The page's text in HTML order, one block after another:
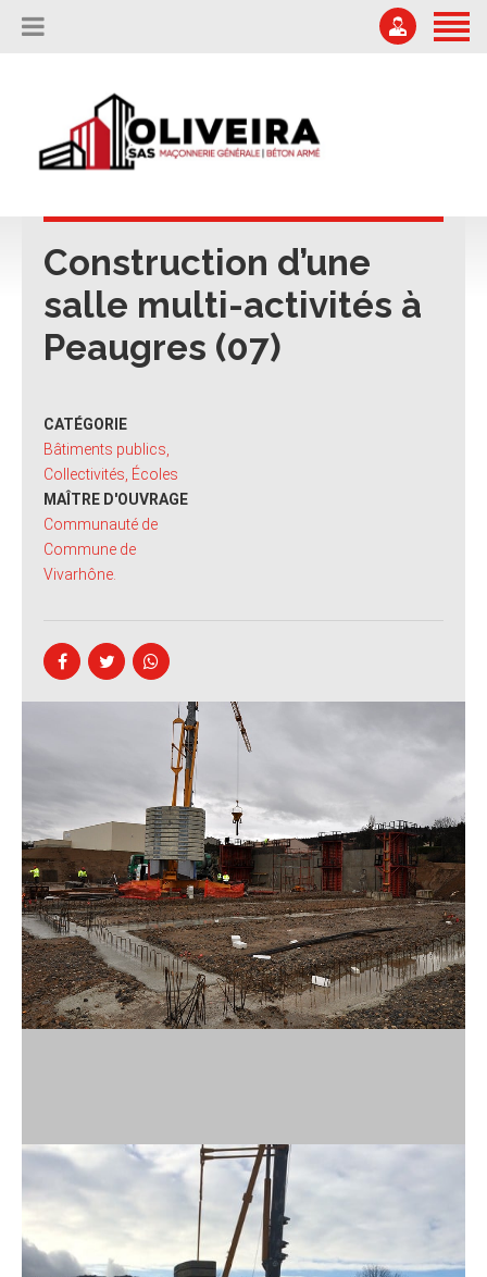
L’ENTREPRISE
NOUS CONTACTER
Offres d'emploi
04 75 67 51 87
Construction d’une
salle multi-activités à
Peaugres (07)
CATÉGORIE
Bâtiments publics,
Collectivités, Écoles
MAÎTRE D'OUVRAGE
Communauté de
Commune de
Vivarhône.